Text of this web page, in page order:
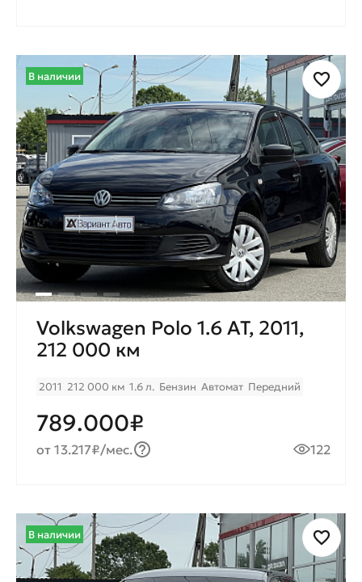
В наличии
Volkswagen Polo 1.6 AT, 2011,
212 000 км
2011 212 000 км 1.6 л. Бензин Автомат Передний
789.000₽
от 13.217₽/мес. 122
В наличии